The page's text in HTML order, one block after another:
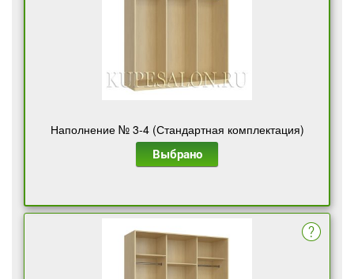
Наполнение № 3-4 (Стандартная комплектация)
Выбрано